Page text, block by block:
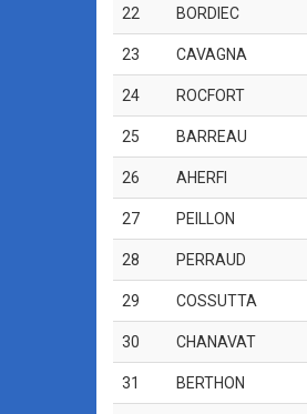
22 BORDIEC
23 CAVAGNA
24 ROCFORT
25 BARREAU
26 AHERFI
27 PEILLON
28 PERRAUD
29 COSSUTTA
30 CHANAVAT
31 BERTHON